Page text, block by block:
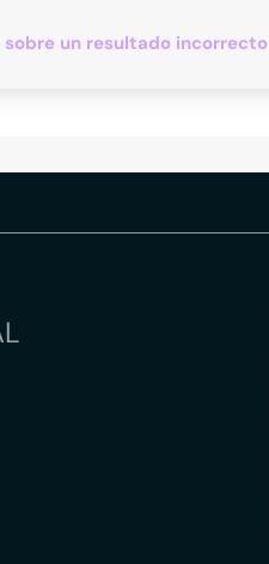
sobre un resultado incorrecto